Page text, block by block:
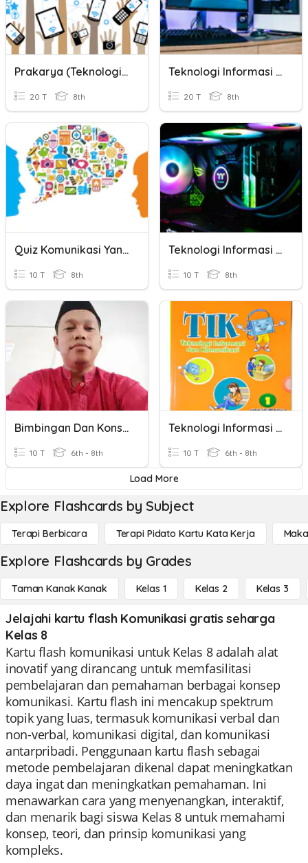
Prakarya (Teknologi Informasi Dan Komunikasi)
20 T 8th
Teknologi Informasi Dan Komunikasi
20 T 8th
Quiz Komunikasi Yang Baik
10 T 8th
Teknologi Informasi Dan Komunikasi
10 T 8th
Bimbingan Dan Konseling ( Komunikasi )
10 T 6th - 8th
Teknologi Informasi Dan Komunikasi
10 T 6th - 8th
Load More
Explore Flashcards by Subject
Terapi Berbicara Terapi Pidato Kartu Kata Kerja
Explore Flashcards by Grades
Taman Kanak Kanak Kelas 1 Kelas 2 Kelas 3
Jelajahi kartu flash Komunikasi gratis seharga
Kelas 8
Kartu flash komunikasi untuk Kelas 8 adalah alat
inovatif yang dirancang untuk memfasilitasi
pembelajaran dan pemahaman berbagai konsep
komunikasi. Kartu flash ini mencakup spektrum
topik yang luas, termasuk komunikasi verbal dan
non-verbal, komunikasi digital, dan komunikasi
antarpribadi. Penggunaan kartu flash sebagai
metode pembelajaran dikenal dapat meningkatkan
daya ingat dan meningkatkan pemahaman. Ini
menawarkan cara yang menyenangkan, interaktif,
dan menarik bagi siswa Kelas 8 untuk memahami
konsep, teori, dan prinsip komunikasi yang
kompleks.